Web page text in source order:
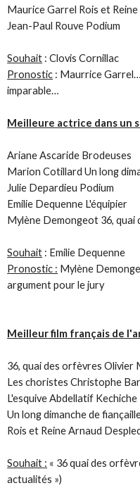
Maurice Garrel Rois et Reine
Jean-Paul Rouve Podium
Souhait : Clovis Cornillac
Pronostic : Maurrice
imparable…
Meilleure actrice dans un
Ariane Ascaride Brodeuses
Marion Cotillard Un long
Julie Depardieu Podium
Emilie Dequenne L'équipier
Mylène Demongeot 36, quai
Souhait : Emilie Dequenne
Pronostic : Mylène
argument pour le jury
Meilleur film français de
36, quai des orfèvres Olivier
Les choristes Christophe
L'esquive Abdellatif Kechiche
Un long dimanche de
Rois et Reine Arnaud
Souhait : « 36 quai des
actualités »)